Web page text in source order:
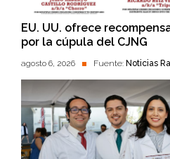
EU. UU. ofrece
por la cúpula del CJNG
agosto 6, 2026 Fuente: Noticias